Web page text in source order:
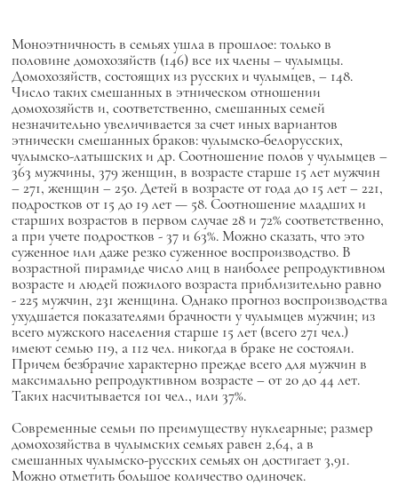
Моноэтничность в семьях ушла в прошлое: только в
половине домохозяйств (146) все их члены – чулымцы.
Домохозяйств, состоящих из русских и чулымцев, – 148.
Число таких смешанных в этническом отношении
домохозяйств и, соответственно, смешанных семей
незначительно увеличивается за счет иных вариантов
этнически смешанных браков: чулымско-белорусских,
чулымско-латышских и др. Соотношение полов у чулымцев –
363 мужчины, 379 женщин, в возрасте старше 15 лет мужчин
– 271, женщин – 250. Детей в возрасте от года до 15 лет – 221,
подростков от 15 до 19 лет — 58. Соотношение младших и
старших возрастов в первом случае 28 и 72% соответственно,
а при учете подростков - 37 и 63%. Можно сказать, что это
суженное или даже резко суженное воспроизводство. В
возрастной пирамиде число лиц в наиболее репродуктивном
возрасте и людей пожилого возраста приблизительно равно
- 225 мужчин, 231 женщина. Однако прогноз воспроизводства
ухудшается показателями брачности у чулымцев мужчин; из
всего мужского населения старше 15 лет (всего 271 чел.)
имеют семью 119, а 112 чел. никогда в браке не состояли.
Причем безбрачие характерно прежде всего для мужчин в
максимально репродуктивном возрасте – от 20 до 44 лет.
Таких насчитывается 101 чел., или 37%.
Современные семьи по преимуществу нуклеарные; размер
домохозяйства в чулымских семьях равен 2,64, а в
смешанных чулымско-русских семьях он достигает 3,91.
Можно отметить большое количество одиночек.